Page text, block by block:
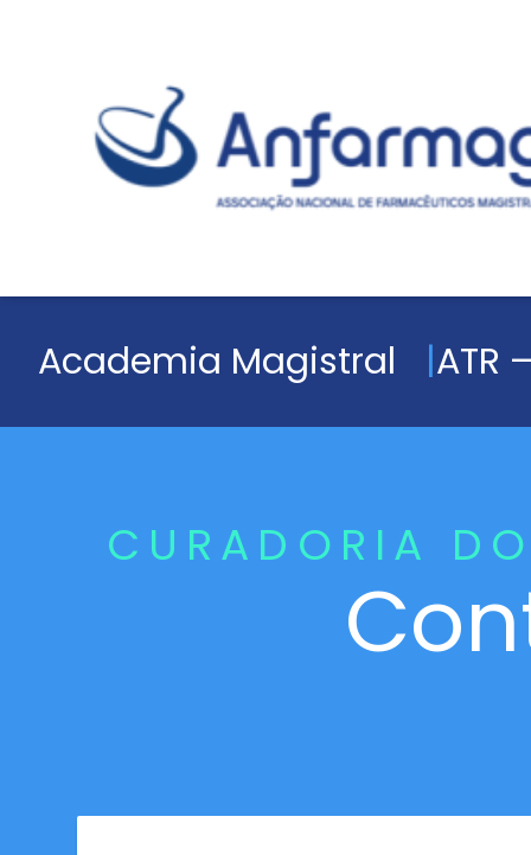
Academia Magistral ATR
CURADORIA